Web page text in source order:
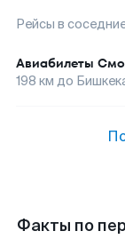
Рейсы в
Авиабилеты
198 км до
Факты по